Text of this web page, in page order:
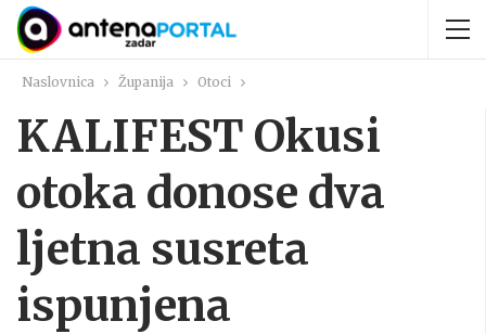
Naslovnica Županija Otoci
KALIFEST Okusi
otoka donose dva
ljetna susreta
ispunjena